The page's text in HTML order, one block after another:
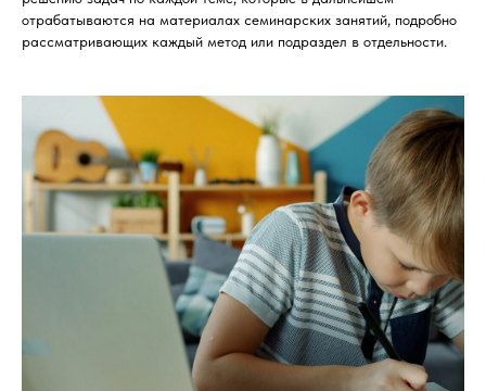
отрабатываются на материалах семинарских занятий, подробно
рассматривающих каждый метод или подраздел в отдельности.